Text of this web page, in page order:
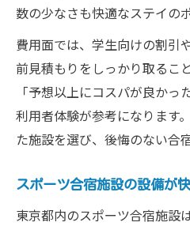
数の少なさも快適なステイの
費用面では、学生向けの割引
前見積もりをしっかり取るこ
「予想以上にコスパが良か
利用者体験が参考になります
た施設を選び、後悔のない合
スポーツ合宿施設の設備が
東京都内のスポーツ合宿施設